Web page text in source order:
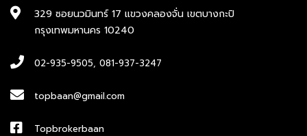
329 ซอยนวมินทร์ 17 แขวงคลองจั่น เขตบางกะปิ
กรุงเทพมหานคร 10240
02-935-9505, 081-937-3247
topbaan@gmail.com
Topbrokerbaan